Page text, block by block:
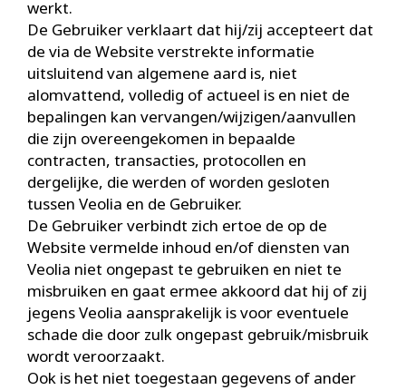
werkt.
De Gebruiker verklaart dat hij/zij accepteert dat
de via de Website verstrekte informatie
uitsluitend van algemene aard is, niet
alomvattend, volledig of actueel is en niet de
bepalingen kan vervangen/wijzigen/aanvullen
die zijn overeengekomen in bepaalde
contracten, transacties, protocollen en
dergelijke, die werden of worden gesloten
tussen Veolia en de Gebruiker.
De Gebruiker verbindt zich ertoe de op de
Website vermelde inhoud en/of diensten van
Veolia niet ongepast te gebruiken en niet te
misbruiken en gaat ermee akkoord dat hij of zij
jegens Veolia aansprakelijk is voor eventuele
schade die door zulk ongepast gebruik/misbruik
wordt veroorzaakt.
Ook is het niet toegestaan gegevens of ander